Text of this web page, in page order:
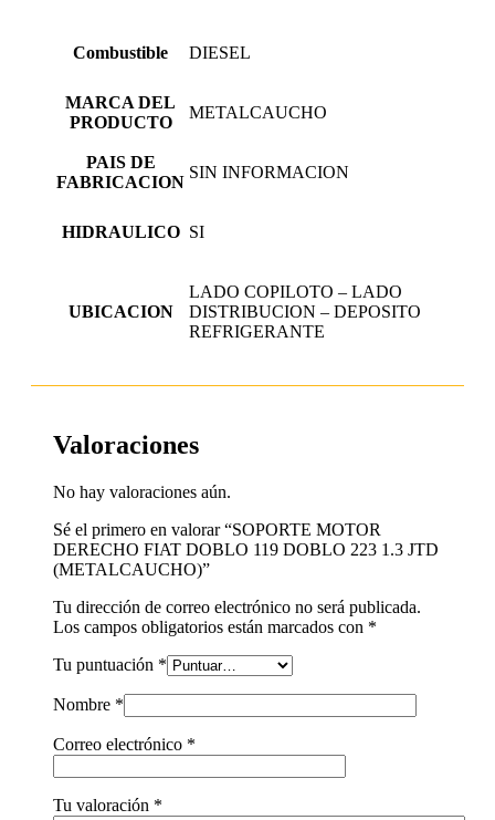
Combustible DIESEL
MARCA DEL
PRODUCTO
METALCAUCHO
PAIS DE
FABRICACION
SIN INFORMACION
HIDRAULICO SI
UBICACION
LADO COPILOTO – LADO
DISTRIBUCION – DEPOSITO
REFRIGERANTE
Valoraciones
No hay valoraciones aún.
Sé el primero en valorar “SOPORTE MOTOR
DERECHO FIAT DOBLO 119 DOBLO 223 1.3 JTD
(METALCAUCHO)”
Tu dirección de correo electrónico no será publicada.
Los campos obligatorios están marcados con *
Tu puntuación *
Nombre *
Correo electrónico *
Tu valoración *